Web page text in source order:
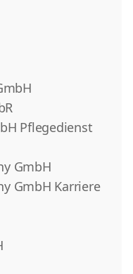
Pflegedienst
GmbH
GmbH Karriere